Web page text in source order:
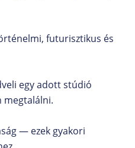
futurisztikus és
egy adott stúdió
megtalálni.
— ezek gyakori